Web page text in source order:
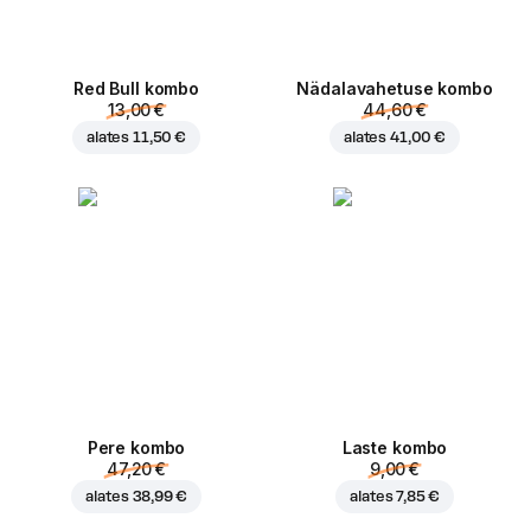
Red Bull kombo
13,00 €
alates 11,50 €
Nädalavahetuse kombo
44,60 €
alates 41,00 €
Pere kombo
47,20 €
alates 38,99 €
Laste kombo
9,00 €
alates7,85 €